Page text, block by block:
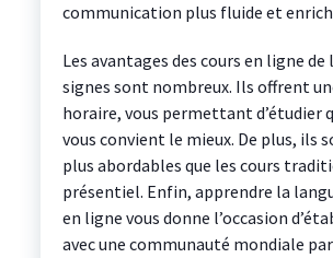
communication plus fluide et
Les avantages des cours en ligne de
signes sont nombreux. Ils offrent
horaire, vous permettant d’étudier
vous convient le mieux. De plus, ils
plus abordables que les cours
présentiel. Enfin, apprendre la
en ligne vous donne l’occasion
avec une communauté mondiale